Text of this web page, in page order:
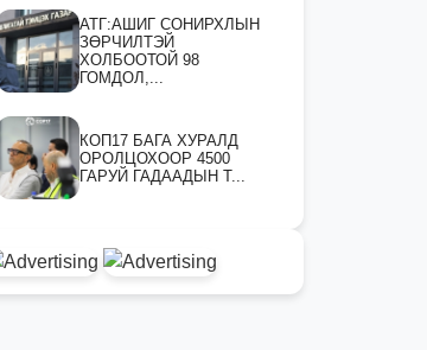
АТГ:АШИГ СОНИРХЛЫН
ЗӨРЧИЛТЭЙ
ХОЛБООТОЙ 98
ГОМДОЛ,...
КОП17 БАГА ХУРАЛД
ОРОЛЦОХООР 4500
ГАРУЙ ГАДААДЫН Т...